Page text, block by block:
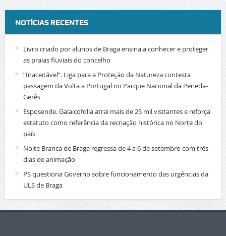
NOTÍCIAS RECENTES
Livro criado por alunos de Braga ensina a conhecer e proteger
as praias fluviais do concelho
“Inaceitável”. Liga para a Proteção da Natureza contesta
passagem da Volta a Portugal no Parque Nacional da Peneda-
Gerês
Esposende. Galaicofolia atrai mais de 25 mil visitantes e reforça
estatuto como referência da recriação histórica no Norte do
país
Noite Branca de Braga regressa de 4 a 6 de setembro com três
dias de animação
PS questiona Governo sobre funcionamento das urgências da
ULS de Braga